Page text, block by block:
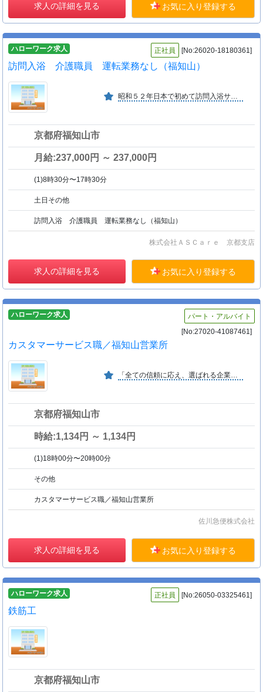
求人の詳細を見る お気に入り登録する
ハローワーク求人 正社員 [No:26020-18180361]
訪問入浴 介護職員 運転業務なし（福知山）
昭和５２年日本で初めて訪問入浴サービスを事業化。在宅介護サービスで国内最大手。
京都府福知山市
月給:237,000円 ～ 237,000円
(1)8時30分〜17時30分
土日その他
訪問入浴 介護職員 運転業務なし（福知山）
株式会社ＡＳＣａｒｅ 京都支店
求人の詳細を見る お気に入り登録する
ハローワーク求人
パート・アルバイト
[No:27020-41087461]
カスタマーサービス職／福知山営業所
「全ての信頼に応え、選ばれる企業へ」を経営ビジョンに掲げ、お客様に信頼と満足をお届けすると共に社員が安心と誇り、そして責任を持ちながら働ける企業を目指しております。
京都府福知山市
時給:1,134円 ～ 1,134円
(1)18時00分〜20時00分
その他
カスタマーサービス職／福知山営業所
佐川急便株式会社
求人の詳細を見る お気に入り登録する
ハローワーク求人 正社員 [No:26050-03325461]
鉄筋工
京都府福知山市